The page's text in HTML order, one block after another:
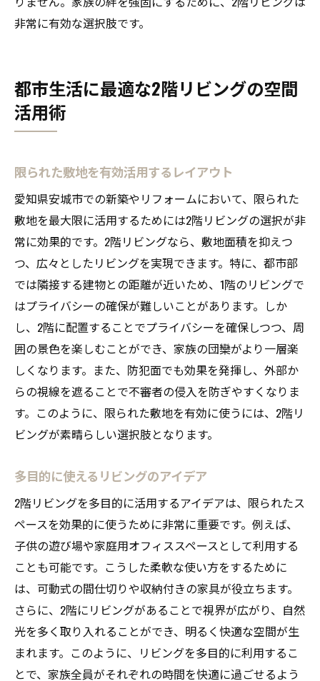
非常に有効な選択肢です。
都市生活に最適な2階リビングの空間
活用術
限られた敷地を有効活用するレイアウト
愛知県安城市での新築やリフォームにおいて、限られた
敷地を最大限に活用するためには2階リビングの選択が非
常に効果的です。2階リビングなら、敷地面積を抑えつ
つ、広々としたリビングを実現できます。特に、都市部
では隣接する建物との距離が近いため、1階のリビングで
はプライバシーの確保が難しいことがあります。しか
し、2階に配置することでプライバシーを確保しつつ、周
囲の景色を楽しむことができ、家族の団欒がより一層楽
しくなります。また、防犯面でも効果を発揮し、外部か
らの視線を遮ることで不審者の侵入を防ぎやすくなりま
す。このように、限られた敷地を有効に使うには、2階リ
ビングが素晴らしい選択肢となります。
多目的に使えるリビングのアイデア
2階リビングを多目的に活用するアイデアは、限られたス
ペースを効果的に使うために非常に重要です。例えば、
子供の遊び場や家庭用オフィススペースとして利用する
ことも可能です。こうした柔軟な使い方をするために
は、可動式の間仕切りや収納付きの家具が役立ちます。
さらに、2階にリビングがあることで視界が広がり、自然
光を多く取り入れることができ、明るく快適な空間が生
まれます。このように、リビングを多目的に利用するこ
とで、家族全員がそれぞれの時間を快適に過ごせるよう